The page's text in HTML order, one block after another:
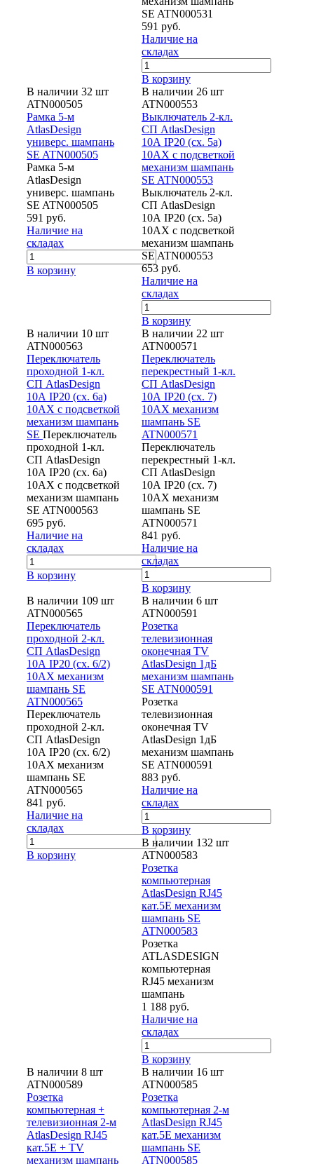
SE ATN000531
591 руб.
Наличие на
складах
В корзину
В наличии 32 шт
ATN000505
Рамка 5-м
AtlasDesign
универс. шампань
SE ATN000505
Рамка 5-м
AtlasDesign
универс. шампань
SE ATN000505
591 руб.
Наличие на
складах
В корзину
В наличии 26 шт
ATN000553
Выключатель 2-кл.
СП AtlasDesign
10А IP20 (сх. 5а)
10AX с подсветкой
механизм шампань
SE ATN000553
Выключатель 2-кл.
СП AtlasDesign
10А IP20 (сх. 5а)
10AX с подсветкой
механизм шампань
SE ATN000553
653 руб.
Наличие на
складах
В корзину
В наличии 10 шт
ATN000563
Переключатель
проходной 1-кл.
СП AtlasDesign
10А IP20 (сх. 6а)
10AX с подсветкой
механизм шампань
SE Переключатель
проходной 1-кл.
СП AtlasDesign
10А IP20 (сх. 6а)
10AX с подсветкой
механизм шампань
SE ATN000563
695 руб.
Наличие на
складах
В корзину
В наличии 22 шт
ATN000571
Переключатель
перекрестный 1-кл.
СП AtlasDesign
10А IP20 (сх. 7)
10AX механизм
шампань SE
ATN000571
Переключатель
перекрестный 1-кл.
СП AtlasDesign
10А IP20 (сх. 7)
10AX механизм
шампань SE
ATN000571
841 руб.
Наличие на
складах
В корзину
В наличии 109 шт
ATN000565
Переключатель
проходной 2-кл.
СП AtlasDesign
10А IP20 (сх. 6/2)
10AX механизм
шампань SE
ATN000565
Переключатель
проходной 2-кл.
СП AtlasDesign
10А IP20 (сх. 6/2)
10AX механизм
шампань SE
ATN000565
841 руб.
Наличие на
складах
В корзину
В наличии 6 шт
ATN000591
Розетка
телевизионная
оконечная TV
AtlasDesign 1дБ
механизм шампань
SE ATN000591
Розетка
телевизионная
оконечная TV
AtlasDesign 1дБ
механизм шампань
SE ATN000591
883 руб.
Наличие на
складах
В корзину
В наличии 132 шт
ATN000583
Розетка
компьютерная
AtlasDesign RJ45
кат.5E механизм
шампань SE
ATN000583
Розетка
ATLASDESIGN
компьютерная
RJ45 механизм
шампань
1 188 руб.
Наличие на
складах
В корзину
В наличии 8 шт
ATN000589
Розетка
компьютерная +
телевизионная 2-м
AtlasDesign RJ45
кат.5E + TV
механизм шампань
В наличии 16 шт
ATN000585
Розетка
компьютерная 2-м
AtlasDesign RJ45
кат.5E механизм
шампань SE
ATN000585